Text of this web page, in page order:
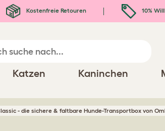
Kostenfreie Retouren 10%
Katzen Kaninchen
- die sichere & faltbare Hunde-Transportbox von